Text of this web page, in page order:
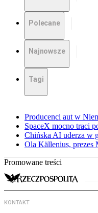
Polecane
Najnowsze
Tagi
Producenci aut w
SpaceX mocno traci
Chińska AI uderza w
Ola Källenius, prezes
Promowane treści
KONTAKT